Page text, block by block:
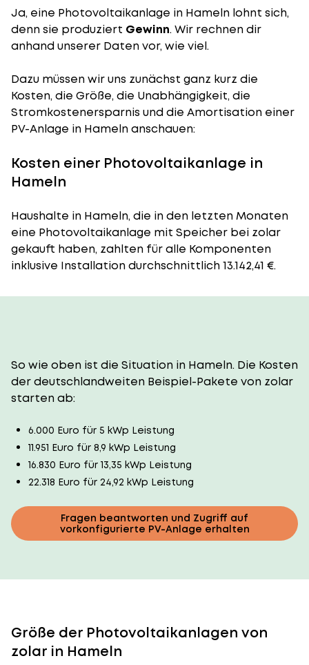
Ja, eine Photovoltaikanlage in Hameln lohnt sich,
denn sie produziert Gewinn. Wir rechnen dir
anhand unserer Daten vor, wie viel.
Dazu müssen wir uns zunächst ganz kurz die
Kosten, die Größe, die Unabhängigkeit, die
Stromkostenersparnis und die Amortisation einer
PV-Anlage in Hameln anschauen:
Kosten einer Photovoltaikanlage in
Hameln
Haushalte in Hameln, die in den letzten Monaten
eine Photovoltaikanlage mit Speicher bei zolar
gekauft haben, zahlten für alle Komponenten
inklusive Installation durchschnittlich 13.142,41 €.
So wie oben ist die Situation in Hameln. Die Kosten
der deutschlandweiten Beispiel-Pakete von zolar
starten ab:
6.000 Euro für 5 kWp Leistung
11.951 Euro für 8,9 kWp Leistung
16.830 Euro für 13,35 kWp Leistung
22.318 Euro für 24,92 kWp Leistung
Fragen beantworten und Zugriff auf
vorkonfigurierte PV-Anlage erhalten
Größe der Photovoltaikanlagen von
zolar in Hameln